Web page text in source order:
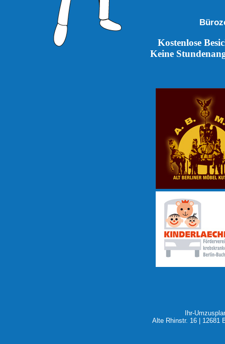
Kostenlose
Keine
Ihr-
Alte Rhinstr. 16 | 12681